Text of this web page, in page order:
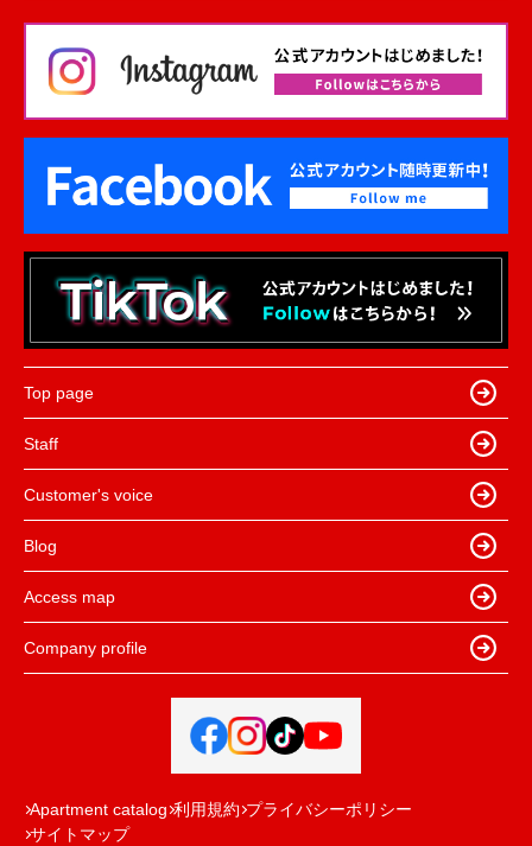
Top page
Staff
Customer's voice
Blog
Access map
Company profile
Apartment catalog 利用規約 プライバシーポリシー
サイトマップ